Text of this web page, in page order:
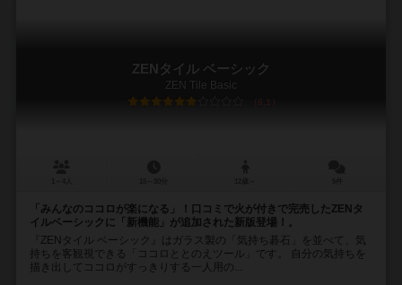
ZENタイル ベーシック
ZEN Tile Basic
6.1
「みんなのココロが楽になる」！口コミで火が付きで完売したZENタ
イルベーシックに「新機能」が追加された新版登場！。
『ZENタイル ベーシック』はガラス製の「気持ち碁石」を並べて、気
持ちを客観視できる「ココロととのえツール」です。 自分の気持ちを
描き出してココロがすっきりする一人用の...